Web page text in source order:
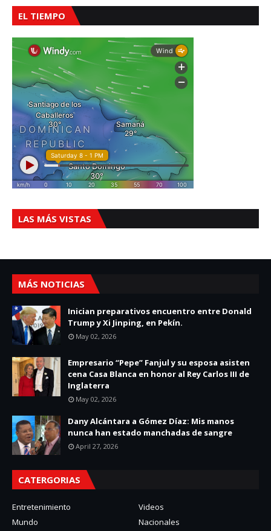
EL TIEMPO
LAS MÁS VISTAS
MÁS NOTICIAS
Inician preparativos encuentro entre Donald
Trump y Xi Jinping, en Pekín.
May 02, 2026
Empresario “Pepe” Fanjul y su esposa asisten
cena Casa Blanca en honor al Rey Carlos III de
Inglaterra
May 02, 2026
Dany Alcántara a Gómez Díaz: Mis manos
nunca han estado manchadas de sangre
April 27, 2026
CATERGORIAS
Entretenimiento
Videos
Mundo
Nacionales